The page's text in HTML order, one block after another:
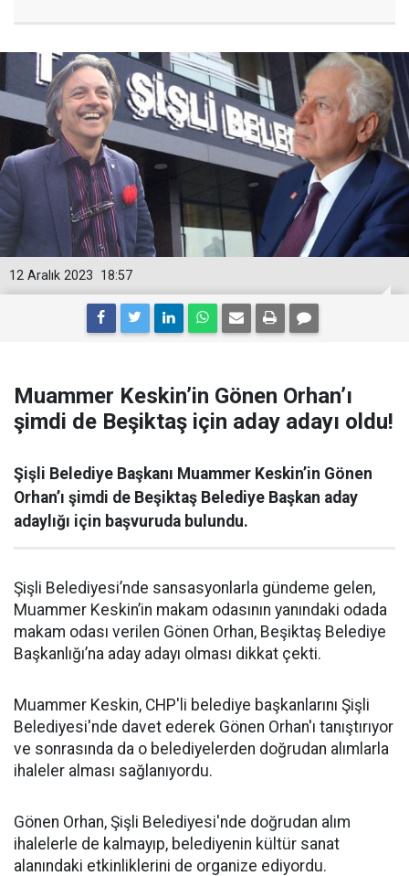
18:57
12 Aralık 2023
Muammer Keskin’in Gönen Orhan’ı
şimdi de Beşiktaş için aday adayı oldu!
Şişli Belediye Başkanı Muammer Keskin’in Gönen
Orhan’ı şimdi de Beşiktaş Belediye Başkan aday
adaylığı için başvuruda bulundu.
Şişli Belediyesi’nde sansasyonlarla gündeme gelen,
Muammer Keskin’in makam odasının yanındaki odada
makam odası verilen Gönen Orhan, Beşiktaş Belediye
Başkanlığı’na aday adayı olması dikkat çekti.
Muammer Keskin, CHP'li belediye başkanlarını Şişli
Belediyesi'nde davet ederek Gönen Orhan'ı tanıştırıyor
ve sonrasında da o belediyelerden doğrudan alımlarla
ihaleler alması sağlanıyordu.
Gönen Orhan, Şişli Belediyesi'nde doğrudan alım
ihalelerle de kalmayıp, belediyenin kültür sanat
alanındaki etkinliklerini de organize ediyordu.